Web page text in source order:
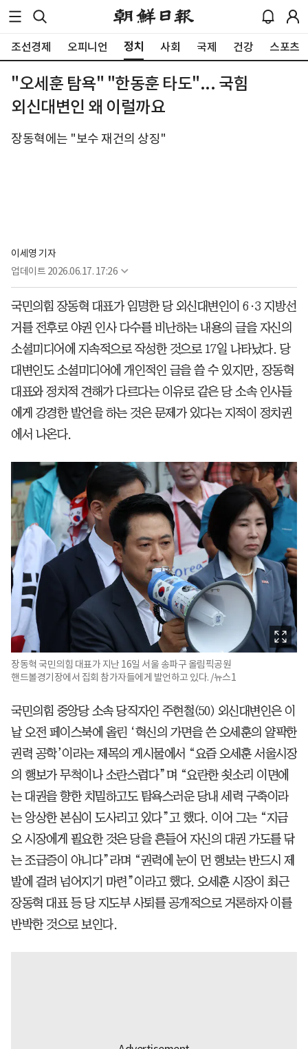
조선경제 오피니언 정치 사회 국제 건강 스포츠
"오세훈 탐욕" "한동훈 타도"... 국힘
외신대변인 왜 이럴까요
장동혁에는 "보수 재건의 상징"
이세영 기자
업데이트 2026.06.17. 17:26
국민의힘 장동혁 대표가 임명한 당 외신대변인이 6·3 지방선
거를 전후로 야권 인사 다수를 비난하는 내용의 글을 자신의
소셜미디어에 지속적으로 작성한 것으로 17일 나타났다. 당
대변인도 소셜미디어에 개인적인 글을 쓸 수 있지만, 장동혁
대표와 정치적 견해가 다르다는 이유로 같은 당 소속 인사들
에게 강경한 발언을 하는 것은 문제가 있다는 지적이 정치권
에서 나온다.
장동혁 국민의힘 대표가 지난 16일 서울 송파구 올림픽공원
핸드볼경기장에서 집회 참가자들에게 발언하고 있다. /뉴스1
국민의힘 중앙당 소속 당직자인 주현철(50) 외신대변인은 이
날 오전 페이스북에 올린 ‘혁신의 가면을 쓴 오세훈의 얄팍한
권력 공학’이라는 제목의 게시물에서 “요즘 오세훈 서울시장
의 행보가 무척이나 소란스럽다”며 “요란한 쇳소리 이면에
는 대권을 향한 치밀하고도 탐욕스러운 당내 세력 구축이라
는 앙상한 본심이 도사리고 있다”고 했다. 이어 그는 “지금
오 시장에게 필요한 것은 당을 흔들어 자신의 대권 가도를 닦
는 조급증이 아니다”라며 “권력에 눈이 먼 행보는 반드시 제
발에 걸려 넘어지기 마련”이라고 했다. 오세훈 시장이 최근
장동혁 대표 등 당 지도부 사퇴를 공개적으로 거론하자 이를
반박한 것으로 보인다.